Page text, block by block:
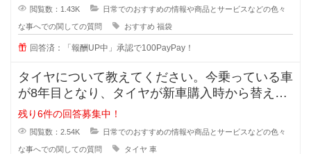
閲覧数：1.43K 日常でのおすすめの情報や商品とサービスなどの色々
な事へでの関しての質問 おすすめ 福袋
回答済：「報酬UP中」承認で100PayPay！
タイヤについて教えてください。今乗っている車
が8年目となり、タイヤが新車購入時から替えて
いません。スリップサインが出てき
残り6件の回答募集中！
閲覧数：2.54K 日常でのおすすめの情報や商品とサービスなどの色々
な事へでの関しての質問 タイヤ 車